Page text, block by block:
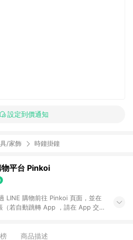
設定到價通知
/家飾 時鐘掛鐘
平台 Pinkoi
LINE 購物前往 Pinkoi 頁面，並在
（若自動跳轉 App ，請在 App 交
優惠，例如首購優惠，P coins，
商品描述